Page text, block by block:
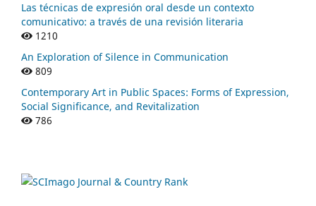
Las técnicas de expresión oral desde un contexto
comunicativo: a través de una revisión literaria
1210
An Exploration of Silence in Communication
809
Contemporary Art in Public Spaces: Forms of Expression,
Social Significance, and Revitalization
786